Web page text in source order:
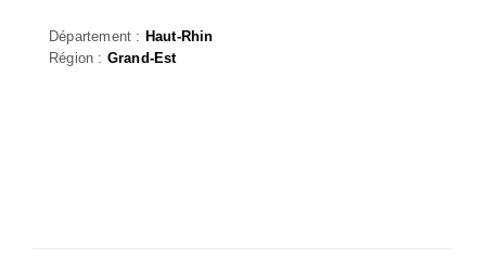
Département : Haut-Rhin
Région : Grand-Est